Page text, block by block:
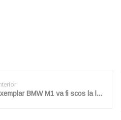
Un rar exemplar BMW M1 va fi scos la licitație pe data de 10 decembrie în New York